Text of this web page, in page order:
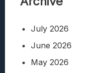
July 2026
June 2026
May 2026